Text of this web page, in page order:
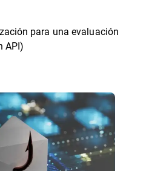
para una evaluación
API)